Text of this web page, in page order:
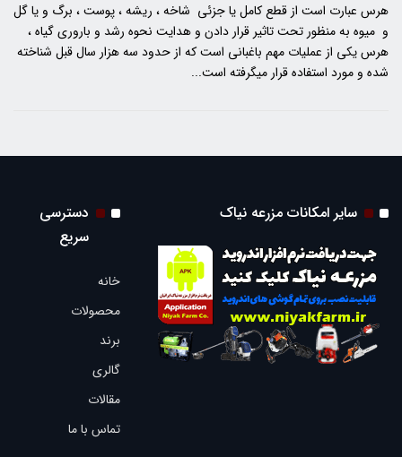
هرس عبارت است از قطع كامل يا جزئي شاخه ، ريشه ، پوست ، برگ و يا گل
و ميوه به منظور تحت تاثير قرار دادن و هدايت نحوه رشد و باروري گياه ،
هرس يكي از عمليات مهم باغباني است كه از حدود سه هزار سال قبل شناخته
شده و مورد استفاده قرار ميگرفته است...
سایر امکانات مزرعه نیاک
دسترسی
سریع
خانه
محصولات
برند
گالری
مقالات
تماس با ما